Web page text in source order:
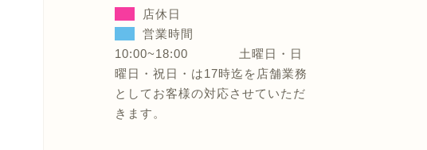
店休日
営業時間
10:00~18:00 土曜日・日
曜日・祝日・は17時迄を店舗業務
としてお客様の対応させていただ
きます。